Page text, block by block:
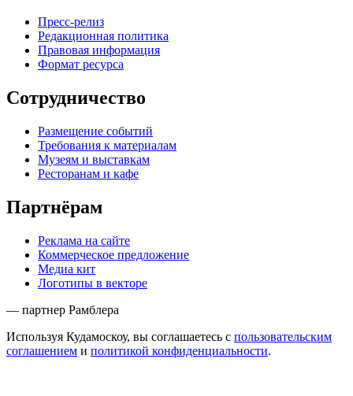
Пресс-релиз
Редакционная политика
Правовая информация
Формат ресурса
Сотрудничество
Размещение событий
Требования к материалам
Музеям и выставкам
Ресторанам и кафе
Партнёрам
Реклама на сайте
Коммерческое предложение
Медиа кит
Логотипы в векторе
— партнер Рамблера
Используя Кудамоскоу, вы соглашаетесь с пользовательским
соглашением и политикой конфиденциальности.